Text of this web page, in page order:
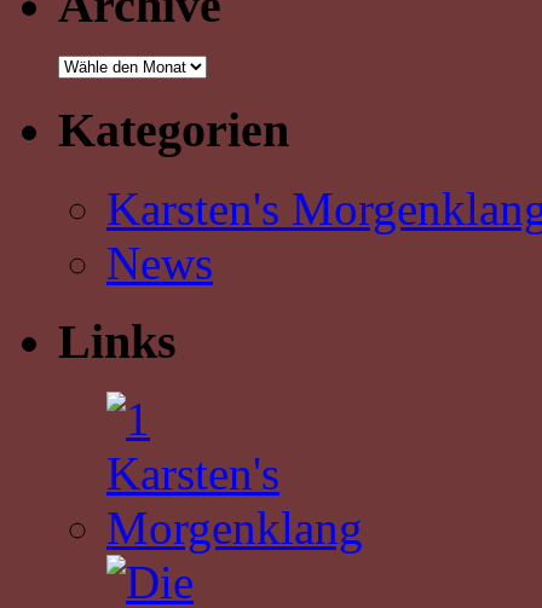
Kategorien
Karsten's
News
Links